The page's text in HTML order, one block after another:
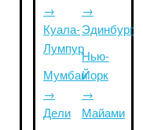
→
Куала-
Лумпур
Мумбаи
→
Дели
→
Эдинбург
Нью-
Йорк
→
Майами